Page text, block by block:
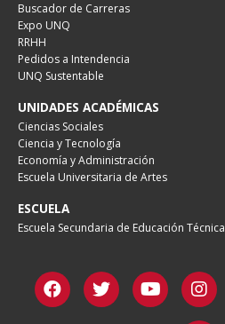
Buscador de Carreras
Expo UNQ
RRHH
Pedidos a Intendencia
UNQ Sustentable
UNIDADES ACADÉMICAS
Ciencias Sociales
Ciencia y Tecnología
Economía y Administración
Escuela Universitaria de Artes
ESCUELA
Escuela Secundaria de Educación Técnica